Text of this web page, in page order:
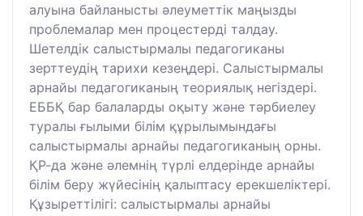
алуына байланысты әлеуметтік маңызды
проблемалар мен процестерді талдау.
Шетелдік салыстырмалы педагогиканы
зерттеудің тарихи кезеңдері. Салыстырмалы
арнайы педагогиканың теориялық негіздері.
ЕББҚ бар балаларды оқыту және тәрбиелеу
туралы ғылыми білім құрылымындағы
салыстырмалы арнайы педагогиканың орны.
ҚР-да және әлемнің түрлі елдерінде арнайы
білім беру жүйесінің қалыптасу ерекшеліктері.
Құзыреттілігі: салыстырмалы арнайы